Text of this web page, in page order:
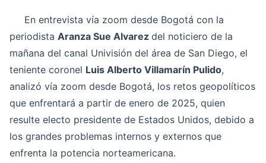
En entrevista vía zoom desde Bogotá con la
periodista Aranza Sue Alvarez del noticiero de la
mañana del canal Univisión del área de San Diego, el
teniente coronel Luis Alberto Villamarín Pulido,
analizó vía zoom desde Bogotá, los retos geopolíticos
que enfrentará a partir de enero de 2025, quien
resulte electo presidente de Estados Unidos, debido a
los grandes problemas internos y externos que
enfrenta la potencia norteamericana.